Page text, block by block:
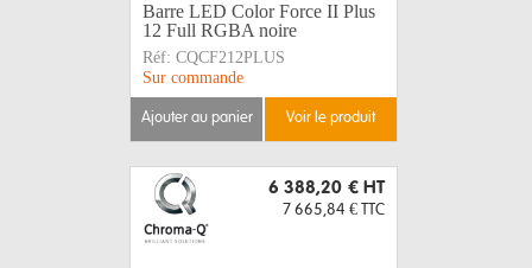
Barre LED Color Force II Plus
12 Full RGBA noire
Réf: CQCF212PLUS
Sur commande
ajouter au panier voir le produit
6 388,20 € HT
7 665,84 € TTC